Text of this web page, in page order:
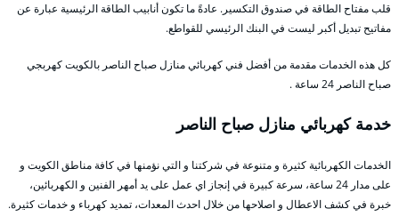
قلب مفتاح الطاقة في صندوق التكسير. عادةً ما تكون أنابيب الطاقة الرئيسية عبارة عن
مفاتيح تبديل أكبر ليست في البنك الرئيسي للقواطع.
كل هذه الخدمات مقدمة من أفضل فني كهربائي منازل صباح الناصر بالكويت كهربجي
صباح الناصر 24 ساعة .
خدمة كهربائي منازل صباح الناصر
الخدمات الكهربائية كثيرة و متنوعة في شركتنا و التي نؤمنها في كافة مناطق الكويت و
على مدار 24 ساعة، سرعة كبيرة في إنجاز اي عمل على يد أمهر الفنين و الكهربائين،
خبرة في كشف الاعطال و اصلاحها من خلال احدث المعدات، تمديد كهرباء و خدمات كثيرة.